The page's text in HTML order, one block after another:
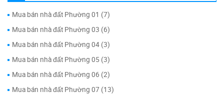
Mua bán nhà đất Phường 01 (7)
Mua bán nhà đất Phường 03 (6)
Mua bán nhà đất Phường 04 (3)
Mua bán nhà đất Phường 05 (3)
Mua bán nhà đất Phường 06 (2)
Mua bán nhà đất Phường 07 (13)